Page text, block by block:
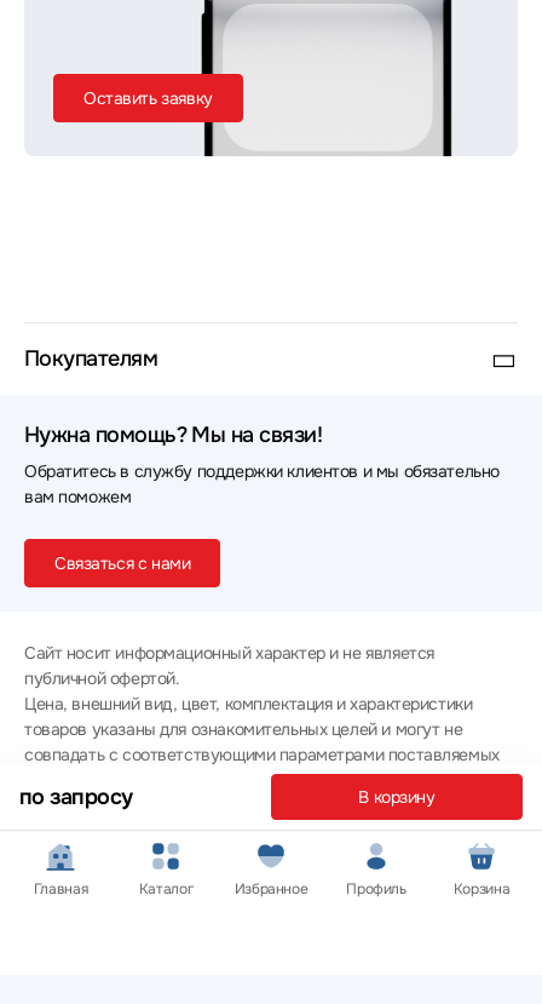
по запросу В корзину
Оставить заявку
Покупателям
Нужна помощь? Мы на связи!
Обратитесь в службу поддержки клиентов и мы обязательно
вам поможем
Связаться с нами
Сайт носит информационный характер и не является
публичной офертой.
Цена, внешний вид, цвет, комплектация и характеристики
товаров указаны для ознакомительных целей и могут не
совпадать с соответствующими параметрами поставляемых
товаров - уточняйте информацию у менеджера при
оформлении заказа.
Политика конфиденциальности
© 2012 — 2026 ООО «Эпл Тэк»
Главная Каталог Избранное Профиль Корзина